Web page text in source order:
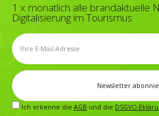
1 x monatlich alle brandaktuelle
Digitalisierung im Tourismus
Ich erkenne die AGB und die DSGVO-